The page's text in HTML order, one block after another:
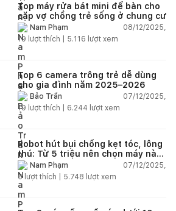
Top máy rửa bát mini để bàn cho
cặp vợ chồng trẻ sống ở chung cư
Nam Phạm
08/12/2025,
19 lượt thích | 5.116 lượt xem
Top 6 camera trông trẻ dễ dùng
cho gia đình năm 2025–2026
Bảo Trần
07/12/2025,
19 lượt thích | 6.244 lượt xem
Robot hút bụi chống kẹt tóc, lông
thú: Từ 5 triệu nên chọn máy nào
năm 2025–2026?
Nam Phạm
07/12/2025,
6lượt thích | 5.748 lượt xem